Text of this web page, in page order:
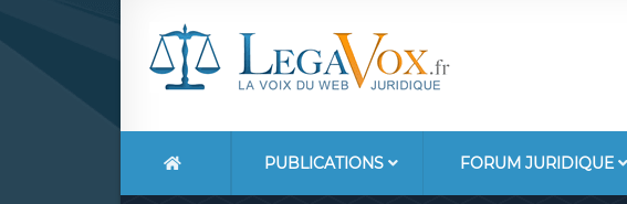
PUBLICATIONS FORUM JURIDIQUE